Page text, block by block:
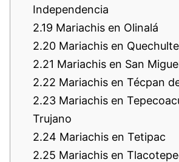
Independencia
2.19 Mariachis en Olinalá
2.20 Mariachis en
2.21 Mariachis en San
2.22 Mariachis en Técpan
2.23 Mariachis en
Trujano
2.24 Mariachis en Tetipac
2.25 Mariachis en